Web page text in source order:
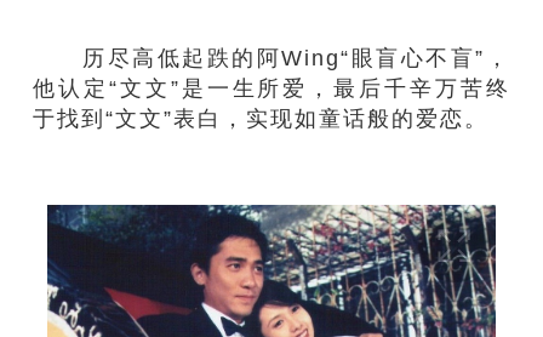
历尽高低起跌的阿Wing“眼盲心不盲”，
他认定“文文”是一生所爱，最后千辛万苦终
于找到“文文”表白，实现如童话般的爱恋。